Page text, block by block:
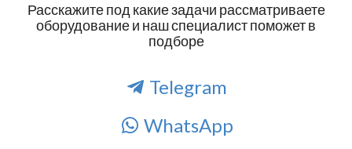
Расскажите под какие задачи рассматриваете
оборудование и наш специалист поможет в
подборе
Telegram
WhatsApp